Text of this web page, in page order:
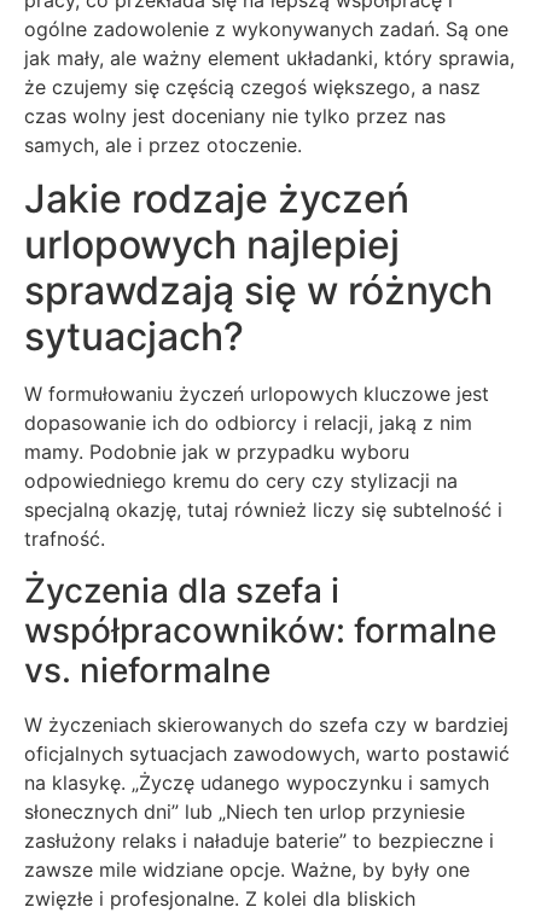
ogólne zadowolenie z wykonywanych zadań. Są one
jak mały, ale ważny element układanki, który sprawia,
że czujemy się częścią czegoś większego, a nasz
czas wolny jest doceniany nie tylko przez nas
samych, ale i przez otoczenie.
Jakie rodzaje życzeń
urlopowych najlepiej
sprawdzają się w różnych
sytuacjach?
W formułowaniu życzeń urlopowych kluczowe jest
dopasowanie ich do odbiorcy i relacji, jaką z nim
mamy. Podobnie jak w przypadku wyboru
odpowiedniego kremu do cery czy stylizacji na
specjalną okazję, tutaj również liczy się subtelność i
trafność.
Życzenia dla szefa i
współpracowników: formalne
vs. nieformalne
W życzeniach skierowanych do szefa czy w bardziej
oficjalnych sytuacjach zawodowych, warto postawić
na klasykę. „Życzę udanego wypoczynku i samych
słonecznych dni” lub „Niech ten urlop przyniesie
zasłużony relaks i naładuje baterie” to bezpieczne i
zawsze mile widziane opcje. Ważne, by były one
zwięzłe i profesjonalne. Z kolei dla bliskich